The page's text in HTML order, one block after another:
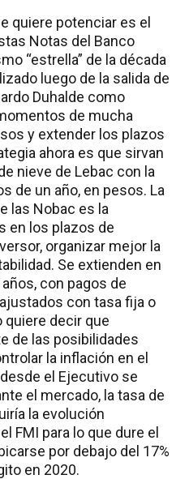
quiere potenciar es el
Notas del Banco
“estrella” de la década
luego de la salida de
Duhalde como
de mucha
y extender los plazos
ahora es que sirvan
nieve de Lebac con la
de un año, en pesos. La
las Nobac es la
en los plazos de
organizar mejor la
Se extienden en
con pagos de
con tasa fija o
quiere decir que
de las posibilidades
la inflación en el
el Ejecutivo se
el mercado, la tasa de
la evolución
FMI para lo que dure el
por debajo del 17%
en 2020.